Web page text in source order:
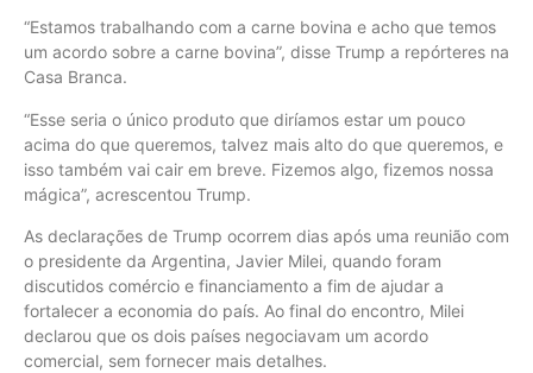
“Estamos trabalhando com a carne bovina e acho que temos
um acordo sobre a carne bovina”, disse Trump a repórteres na
Casa Branca.
“Esse seria o único produto que diríamos estar um pouco
acima do que queremos, talvez mais alto do que queremos, e
isso também vai cair em breve. Fizemos algo, fizemos nossa
mágica”, acrescentou Trump.
As declarações de Trump ocorrem dias após uma reunião com
o presidente da Argentina, Javier Milei, quando foram
discutidos comércio e financiamento a fim de ajudar a
fortalecer a economia do país. Ao final do encontro, Milei
declarou que os dois países negociavam um acordo
comercial, sem fornecer mais detalhes.